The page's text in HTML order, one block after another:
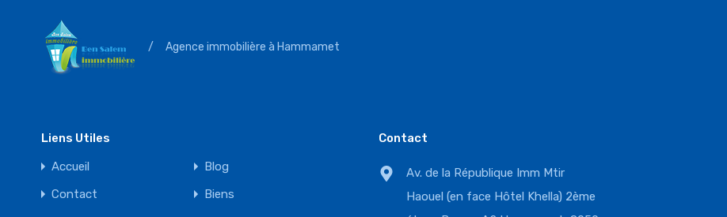
/ Agence immobilière à Hammamet
Liens Utiles
Accueil
Blog
Contact
Biens
Contact
Av. de la République Imm Mtir
Haouel (en face Hôtel Khella) 2ème